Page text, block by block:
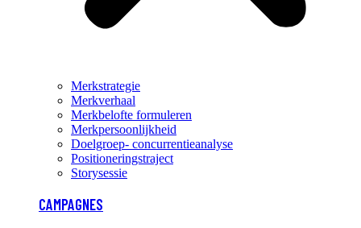
Merkstrategie
Merkverhaal
Merkbelofte formuleren
Merkpersoonlijkheid
Doelgroep- concurrentieanalyse
Positioneringstraject
Storysessie
CAMPAGNES